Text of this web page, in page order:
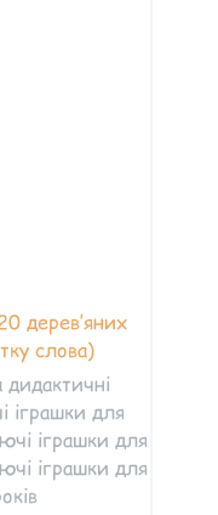
дерев’яних
слова)
іграшки для
іграшки для
іграшки для